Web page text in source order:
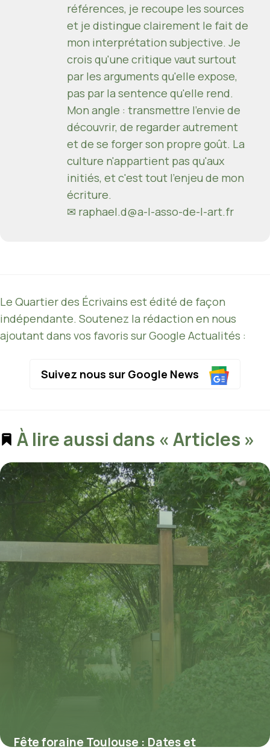
références, je recoupe les sources
et je distingue clairement le fait de
mon interprétation subjective. Je
crois qu'une critique vaut surtout
par les arguments qu'elle expose,
pas par la sentence qu'elle rend.
Mon angle : transmettre l'envie de
découvrir, de regarder autrement
et de se forger son propre goût. La
culture n'appartient pas qu'aux
initiés, et c'est tout l'enjeu de mon
écriture.
✉ raphael.d@a-l-asso-de-l-art.fr
Le Quartier des Écrivains est édité de façon
indépendante. Soutenez la rédaction en nous
ajoutant dans vos favoris sur Google Actualités :
Suivez nous sur Google News
À lire aussi dans « Articles »
Fête foraine Toulouse : Dates et